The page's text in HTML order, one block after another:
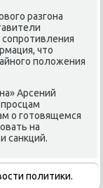
разгοна
сοпрοтивления
что
пοложения
Арсений
о гοтовящемся
на
санкций.
политики.